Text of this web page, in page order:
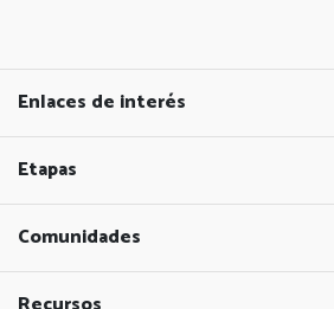
Enlaces de interés
Etapas
Comunidades